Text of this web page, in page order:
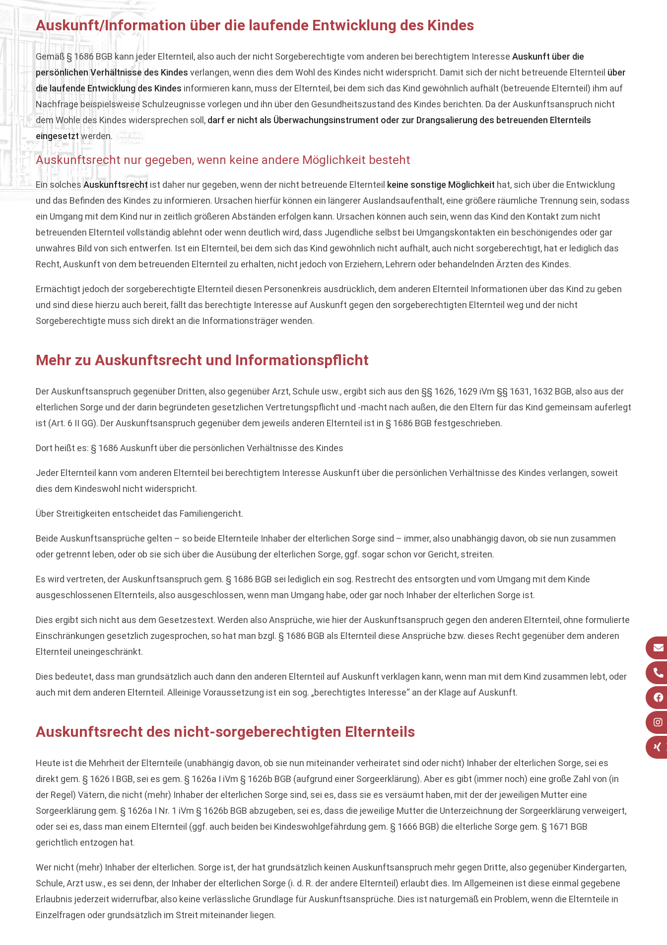
Auskunft/Information über die laufende Entwicklung des Kindes
Gemäß § 1686 BGB kann jeder Elternteil, also auch der nicht Sorgeberechtigte vom anderen bei berechtigtem Interesse Auskunft über die
persönlichen Verhältnisse des Kindes verlangen, wenn dies dem Wohl des Kindes nicht widerspricht. Damit sich der nicht betreuende Elternteil über
die laufende Entwicklung des Kindes informieren kann, muss der Elternteil, bei dem sich das Kind gewöhnlich aufhält (betreuende Elternteil) ihm auf
Nachfrage beispielsweise Schulzeugnisse vorlegen und ihn über den Gesundheitszustand des Kindes berichten. Da der Auskunftsanspruch nicht
dem Wohle des Kindes widersprechen soll, darf er nicht als Überwachungsinstrument oder zur Drangsalierung des betreuenden Elternteils
eingesetztwerden.
Auskunftsrecht nur gegeben, wenn keine andere Möglichkeit besteht
Ein solchesAuskunftsrecht ist daher nur gegeben, wenn der nicht betreuende Elternteil keine sonstige Möglichkeit hat, sich über die Entwicklung
und das Befinden des Kindes zu informieren. Ursachen hierfür können ein längerer Auslandsaufenthalt, eine größere räumliche Trennung sein, sodass
ein Umgang mit dem Kind nur in zeitlich größeren Abständen erfolgen kann. Ursachen können auch sein, wenn das Kind den Kontakt zum nicht
betreuenden Elternteil vollständig ablehnt oder wenn deutlich wird, dass Jugendliche selbst bei Umgangskontakten ein beschönigendes oder gar
unwahres Bild von sich entwerfen. Ist ein Elternteil, bei dem sich das Kind gewöhnlich nicht aufhält, auch nicht sorgeberechtigt, hat er lediglich das
Recht, Auskunft von dem betreuenden Elternteil zu erhalten, nicht jedoch von Erziehern, Lehrern oder behandelnden Ärzten des Kindes.
Ermächtigt jedoch der sorgeberechtigte Elternteil diesen Personenkreis ausdrücklich, dem anderen Elternteil Informationen über das Kind zu geben
und sind diese hierzu auch bereit, fällt das berechtigte Interesse auf Auskunft gegen den sorgeberechtigten Elternteil weg und der nicht
Sorgeberechtigte muss sich direkt an die Informationsträger wenden.
Mehr zu Auskunftsrecht und Informationspflicht
Der Auskunftsanspruch gegenüber Dritten, also gegenüber Arzt, Schule usw., ergibt sich aus den §§ 1626, 1629 iVm §§ 1631, 1632 BGB, also aus der
elterlichen Sorge und der darin begründeten gesetzlichen Vertretungspflicht und -macht nach außen, die den Eltern für das Kind gemeinsam auferlegt
ist (Art. 6 II GG). Der Auskunftsanspruch gegenüber dem jeweils anderen Elternteil ist in § 1686 BGB festgeschrieben.
Dort heißt es: § 1686 Auskunft über die persönlichen Verhältnisse des Kindes
Jeder Elternteil kann vom anderen Elternteil bei berechtigtem Interesse Auskunft über die persönlichen Verhältnisse des Kindes verlangen, soweit
dies dem Kindeswohl nicht widerspricht.
Über Streitigkeiten entscheidet das Familiengericht.
Beide Auskunftsansprüche gelten – so beide Elternteile Inhaber der elterlichen Sorge sind – immer, also unabhängig davon, ob sie nun zusammen
oder getrennt leben, oder ob sie sich über die Ausübung der elterlichen Sorge, ggf. sogar schon vor Gericht, streiten.
Es wird vertreten, der Auskunftsanspruch gem. § 1686 BGB sei lediglich ein sog. Restrecht des entsorgten und vom Umgang mit dem Kinde
ausgeschlossenen Elternteils, also ausgeschlossen, wenn man Umgang habe, oder gar noch Inhaber der elterlichen Sorge ist.
Dies ergibt sich nicht aus dem Gesetzestext. Werden also Ansprüche, wie hier der Auskunftsanspruch gegen den anderen Elternteil, ohne formulierte
Einschränkungen gesetzlich zugesprochen, so hat man bzgl. § 1686 BGB als Elternteil diese Ansprüche bzw. dieses Recht gegenüber dem anderen
Elternteil uneingeschränkt.
Dies bedeutet, dass man grundsätzlich auch dann den anderen Elternteil auf Auskunft verklagen kann, wenn man mit dem Kind zusammen lebt, oder
auch mit dem anderen Elternteil. Alleinige Voraussetzung ist ein sog. „berechtigtes Interesse“ an der Klage auf Auskunft.
Auskunftsrecht des nicht-sorgeberechtigten Elternteils
Heute ist die Mehrheit der Elternteile (unabhängig davon, ob sie nun miteinander verheiratet sind oder nicht) Inhaber der elterlichen Sorge, sei es
direkt gem. § 1626 I BGB, sei es gem. § 1626a I iVm § 1626b BGB (aufgrund einer Sorgeerklärung). Aber es gibt (immer noch) eine große Zahl von (in
der Regel) Vätern, die nicht (mehr) Inhaber der elterlichen Sorge sind, sei es, dass sie es versäumt haben, mit der der jeweiligen Mutter eine
Sorgeerklärung gem. § 1626a I Nr. 1 iVm § 1626b BGB abzugeben, sei es, dass die jeweilige Mutter die Unterzeichnung der Sorgeerklärung verweigert,
oder sei es, dass man einem Elternteil (ggf. auch beiden bei Kindeswohlgefährdung gem. § 1666 BGB) die elterliche Sorge gem. § 1671 BGB
gerichtlich entzogen hat.
Wer nicht (mehr) Inhaber der elterlichen. Sorge ist, der hat grundsätzlich keinen Auskunftsanspruch mehr gegen Dritte, also gegenüber Kindergarten,
Schule, Arzt usw., es sei denn, der Inhaber der elterlichen Sorge (i. d. R. der andere Elternteil) erlaubt dies. Im Allgemeinen ist diese einmal gegebene
Erlaubnis jederzeit widerrufbar, also keine verlässliche Grundlage für Auskunftsansprüche. Dies ist naturgemäß ein Problem, wenn die Elternteile in
Einzelfragen oder grundsätzlich im Streit miteinander liegen.